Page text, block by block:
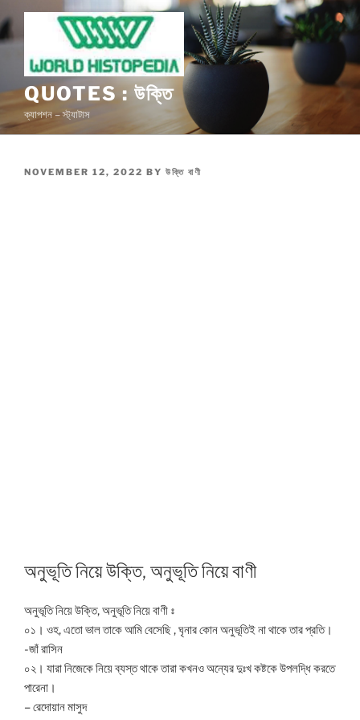
to
content
QUOTES : উক্তি
ক্যাপশন – স্ট্যাটাস
POSTED
NOVEMBER 12, 2022 BY উক্তি বাণী
অনুভূতি নিয়ে উক্তি, অনুভূতি নিয়ে বাণী
অনুভূতি নিয়ে উক্তি, অনুভূতি নিয়ে বাণী ঃ
০১। ওহ, এতো ভাল তাকে আমি বেসেছি , ঘৃনার কোন অনুভূতিই না থাকে তার প্রতি।
-জাঁ রাসিন
০২। যারা নিজেকে নিয়ে ব্যস্ত থাকে তারা কখনও অন্যের দুঃখ কষ্টকে উপলদ্ধি করতে
পারেনা।
– রেদোয়ান মাসুদ